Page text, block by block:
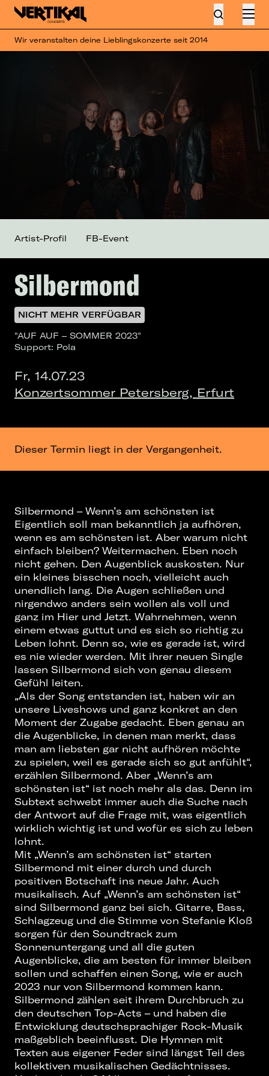
Wir veranstalten deine Lieblingskonzerte seit 2014
Silbermond
NICHT MEHR VERFÜGBAR
"AUF AUF – SOMMER 2023"
Support: Pola
Fr, 14.07.23
Konzertsommer Petersberg, Erfurt
Artist-Profil FB-Event
Dieser Termin liegt in der Vergangenheit.
Silbermond – Wenn’s am schönsten ist
Eigentlich soll man bekanntlich ja aufhören,
wenn es am schönsten ist. Aber warum nicht
einfach bleiben? Weitermachen. Eben noch
nicht gehen. Den Augenblick auskosten. Nur
ein kleines bisschen noch, vielleicht auch
unendlich lang. Die Augen schließen und
nirgendwo anders sein wollen als voll und
ganz im Hier und Jetzt. Wahrnehmen, wenn
einem etwas guttut und es sich so richtig zu
Leben lohnt. Denn so, wie es gerade ist, wird
es nie wieder werden. Mit ihrer neuen Single
lassen Silbermond sich von genau diesem
Gefühl leiten.
„Als der Song entstanden ist, haben wir an
unsere Liveshows und ganz konkret an den
Moment der Zugabe gedacht. Eben genau an
die Augenblicke, in denen man merkt, dass
man am liebsten gar nicht aufhören möchte
zu spielen, weil es gerade sich so gut anfühlt“,
erzählen Silbermond. Aber „Wenn’s am
schönsten ist“ ist noch mehr als das. Denn im
Subtext schwebt immer auch die Suche nach
der Antwort auf die Frage mit, was eigentlich
wirklich wichtig ist und wofür es sich zu leben
lohnt.
Mit „Wenn’s am schönsten ist“ starten
Silbermond mit einer durch und durch
positiven Botschaft ins neue Jahr. Auch
musikalisch. Auf „Wenn’s am schönsten ist“
sind Silbermond ganz bei sich. Gitarre, Bass,
Schlagzeug und die Stimme von Stefanie Kloß
sorgen für den Soundtrack zum
Sonnenuntergang und all die guten
Augenblicke, die am besten für immer bleiben
sollen und schaffen einen Song, wie er auch
2023 nur von Silbermond kommen kann.
Silbermond zählen seit ihrem Durchbruch zu
den deutschen Top-Acts – und haben die
Entwicklung deutschsprachiger Rock-Musik
maßgeblich beeinflusst. Die Hymnen mit
Texten aus eigener Feder sind längst Teil des
kollektiven musikalischen Gedächtnisses.